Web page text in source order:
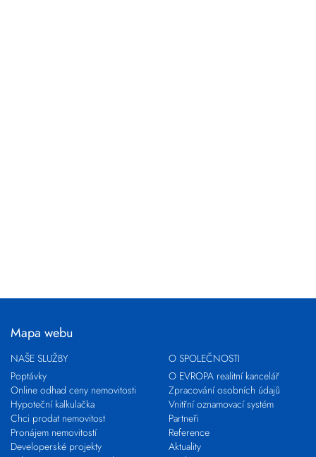
Mapa webu
NAŠE SLUŽBY
Poptávky
Online odhad ceny nemovitosti
Hypoteční kalkulačka
Chci prodat nemovitost
Pronájem nemovitostí
Developerské projekty
O SPOLEČNOSTI
O EVROPA realitní kancelář
Zpracování osobních údajů
Vnitřní oznamovací systém
Partneři
Reference
Aktuality